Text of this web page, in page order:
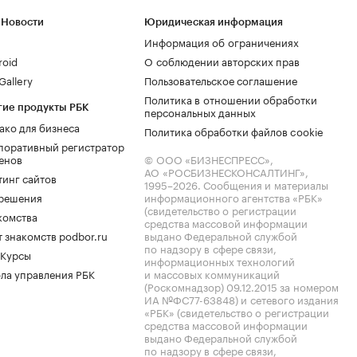
продукты РБК
для бизнеса
регистратор
сайтов
знакомств podbor.ru
управления РБК
Юридическая информация
Информация об ограничениях
О соблюдении авторских прав
Пользовательское соглашение
Политика в отношении обработки
персональных данных
Политика обработки файлов cookie
© ООО «БИЗНЕСПРЕСС»,
АО «РОСБИЗНЕСКОНСАЛТИНГ»,
1995–2026. Сообщения и материалы
информационного агентства «РБК»
(свидетельство о регистрации
средства массовой информации
выдано Федеральной службой
по надзору в сфере связи,
информационных технологий
и массовых коммуникаций
(Роскомнадзор) 09.12.2015 за номером
ИА №ФС77-63848) и сетевого издания
«РБК» (свидетельство о регистрации
средства массовой информации
выдано Федеральной службой
по надзору в сфере связи,